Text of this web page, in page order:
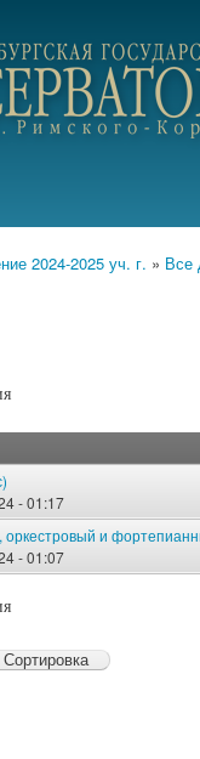
2024-2025 уч. г. » Все
- 01:17
оркестровый и
- 01:07